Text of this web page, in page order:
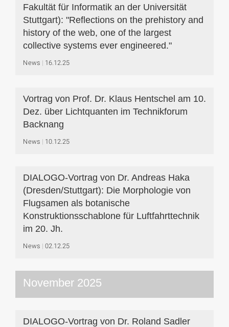
Fakultät für Informatik an der Universität
Stuttgart): "Reflections on the prehistory and
history of the web, one of the largest
collective systems ever engineered."
News 16.12.25
Vortrag von Prof. Dr. Klaus Hentschel am 10.
Dez. über Lichtquanten im Technikforum
Backnang
News 10.12.25
DIALOGO-Vortrag von Dr. Andreas Haka
(Dresden/Stuttgart): Die Morphologie von
Flugsamen als botanische
Konstruktionsschablone für Luftfahrttechnik
im 20. Jh.
News 02.12.25
November 2025
DIALOGO-Vortrag von Dr. Roland Sadler